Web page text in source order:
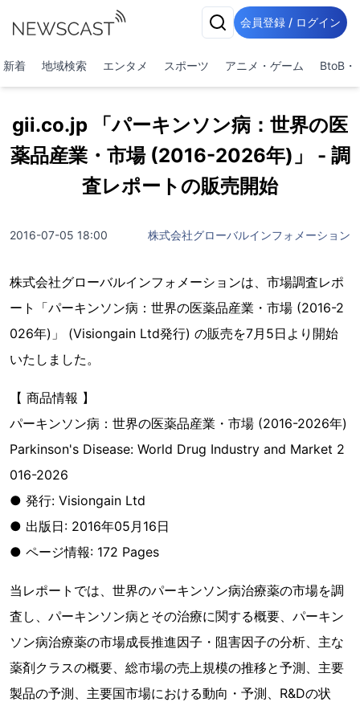
会員登録 / ログイン
新着 地域検索 エンタメ スポーツ アニメ・ゲーム BtoB・
gii.co.jp 「パーキンソン病：世界の医
薬品産業・市場 (2016-2026年)」 - 調
査レポートの販売開始
2016-07-05 18:00 株式会社グローバルインフォメーション
株式会社グローバルインフォメーションは、市場調査レポ
ート「パーキンソン病：世界の医薬品産業・市場 (2016-2
026年)」 (Visiongain Ltd発行) の販売を7月5日より開始
いたしました。
【 商品情報 】
パーキンソン病：世界の医薬品産業・市場 (2016-2026年)
Parkinson's Disease: World Drug Industry and Market 2
016-2026
● 発行: Visiongain Ltd
● 出版日: 2016年05月16日
● ページ情報: 172 Pages
当レポートでは、世界のパーキンソン病治療薬の市場を調
査し、パーキンソン病とその治療に関する概要、パーキン
ソン病治療薬の市場成長推進因子・阻害因子の分析、主な
薬剤クラスの概要、総市場の売上規模の推移と予測、主要
製品の予測、主要国市場における動向・予測、R&Dの状